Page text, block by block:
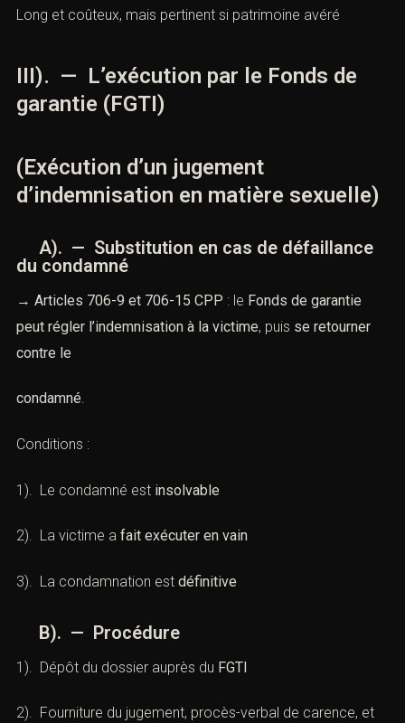
Long et coûteux, mais pertinent si patrimoine avéré
III). — L’exécution par le Fonds de
garantie (FGTI)
(Exécution d’un jugement
d’indemnisation en matière sexuelle)
A). — Substitution en cas de défaillance
du condamné
→ Articles 706-9 et 706-15 CPP : le Fonds de garantie
peut régler l’indemnisation à la victime, puis se retourner
contre le
condamné.
Conditions :
1). Le condamné est insolvable
2). La victime a fait exécuter en vain
3). La condamnation est définitive
B). — Procédure
1). Dépôt du dossier auprès du FGTI
2). Fourniture du jugement, procès-verbal de carence, et